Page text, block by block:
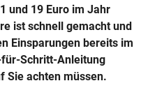
und 19 Euro im Jahr
ist schnell gemacht und
Einsparungen bereits im
Schritt-Anleitung
Sie achten müssen.